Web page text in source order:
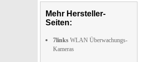
Mehr Hersteller-
Seiten:
7links WLAN Überwachungs-
Kameras